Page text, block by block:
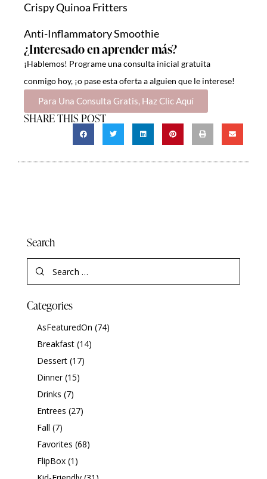
Crispy Quinoa Fritters
Anti-Inflammatory Smoothie
¿Interesado en aprender más?
¡Hablemos! Programe una consulta inicial gratuita
conmigo hoy, ¡o pase esta oferta a alguien que le interese!
Para Una Consulta Gratis, Haz Clic Aquí
SHARE THIS POST
Search
Categories
AsFeaturedOn (74)
Breakfast(14)
Dessert(17)
Dinner(15)
Drinks (7)
Entrees (27)
Fall (7)
Favorites (68)
FlipBox(1)